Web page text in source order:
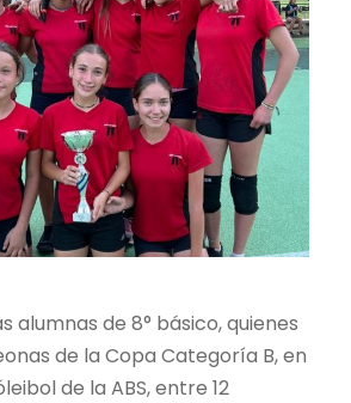
alumnas de 8° básico, quienes
de la Copa Categoría B, en
de la ABS, entre 12